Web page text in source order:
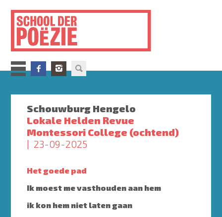
inhoud
gaan
Schouwburg Hengelo
Lokale Helden Revue
Montessori College (ochtend)
23-09-2025
Het goede pad
Ik moest me vasthouden aan hem
ik kon hem niet laten gaan